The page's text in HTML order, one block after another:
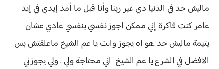
ماليش حد في الدنيا دي غير ربنا وأنا قبل ما أمد إيدي في إيد
عامر كنت فاكرة إني ممكن اجوز نفسي بنفسي عادي عشان
يتيمة ماليش حد .هو اه يجوز وانت يا عم الشيخ ماعلقتش بس
الافضل في الشرع يا عم الشيخ اني محتاجة ولي . ولي يجوزني